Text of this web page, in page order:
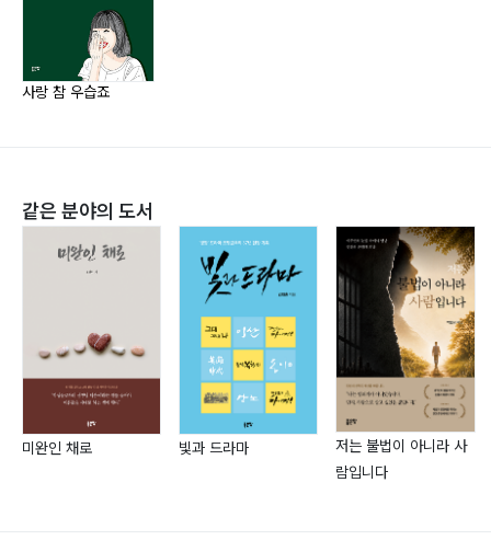
18. 은하수 목욕탕 56
19. 오늘의 운세 58
20. 화려한 외출 60
24. 농담이 담을 넘는다 66
25. 질문을 받지 않겠습니다 67
1. 그대라서 70
2. 어떤 날에 마음 하나 더한들 72
3. 그 사람 74
4. 경로를 이탈하였습니다 76
사랑 참 우습죠
같은 분야의 도서
미완인 채로 빛과 드라마
저는 불법이 아니라 사
람입니다